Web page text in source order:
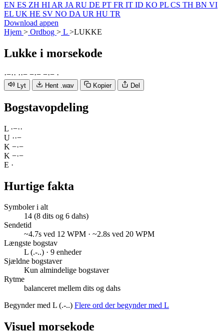
EN ES ZH HI AR JA RU DE PT FR IT ID KO PL CS TH BN VI
EL UK HE SV NO DA UR HU TR
Download appen
Hjem > Ordbog > L >LUKKE
Lukke i morsekode
·−·· ··− −·− −·− ·
Lyt Hent .wav Kopier Del
Bogstavopdeling
L ·−··
U ··−
K −·−
K −·−
E ·
Hurtige fakta
Symboler i alt
14 (8 dits og 6 dahs)
Sendetid
~4.7s ved 12 WPM · ~2.8s ved 20 WPM
Længste bogstav
L (.-..) · 9 enheder
Sjældne bogstaver
Kun almindelige bogstaver
Rytme
balanceret mellem dits og dahs
Begynder med L (.-..) Flere ord der begynder med L
Visuel morsekode